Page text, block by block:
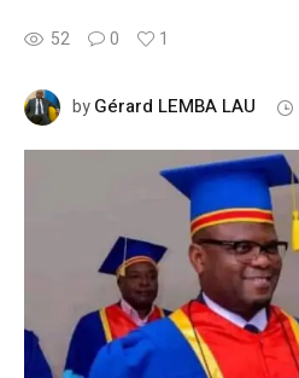
52 0 1
byGérard LEMBA LAU